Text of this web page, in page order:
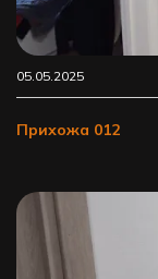
05.05.2025
Прихожа 012